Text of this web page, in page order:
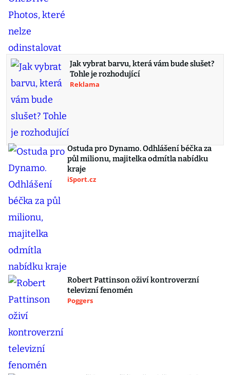
Jak vybrat barvu, která vám bude slušet?
Tohle je rozhodující
Reklama
Ostuda pro Dynamo. Odhlášení béčka za
půl milionu, majitelka odmítla nabídku
kraje
iSport.cz
Robert Pattinson oživí kontroverzní
televizní fenomén
Poggers